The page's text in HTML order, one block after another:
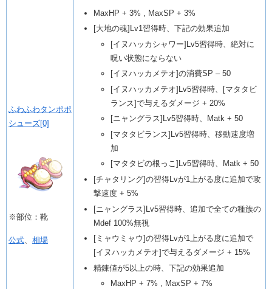
ふわふわタンポポ
シューズ[0]
※部位：靴
公式 相場
MaxHP + 3% , MaxSP + 3%
[大地の魂]Lv1習得時、下記の効果追加
[イヌハッカシャワー]Lv5習得時、絶対に
呪い状態にならない
[イヌハッカメテオ]の消費SP – 50
[イヌハッカメテオ]Lv5習得時、[マタタビ
ランス]で与えるダメージ + 20%
[ニャングラス]Lv5習得時、Matk + 50
[マタタビランス]Lv5習得時、移動速度増
加
[マタタビの根っこ]Lv5習得時、Matk + 50
[チャタリング]の習得Lvが1上がる度に追加で攻
撃速度 + 5%
[ニャングラス]Lv5習得時、追加で全ての種族の
Mdef 100%無視
[ミャウミャウ]の習得Lvが1上がる度に追加で
[イヌハッカメテオ]で与えるダメージ + 15%
精錬値が5以上の時、下記の効果追加
MaxHP + 7% , MaxSP + 7%